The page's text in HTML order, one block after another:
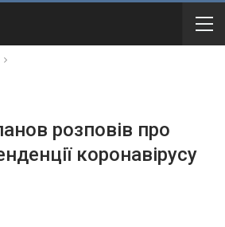
розповів про
коронавірусу